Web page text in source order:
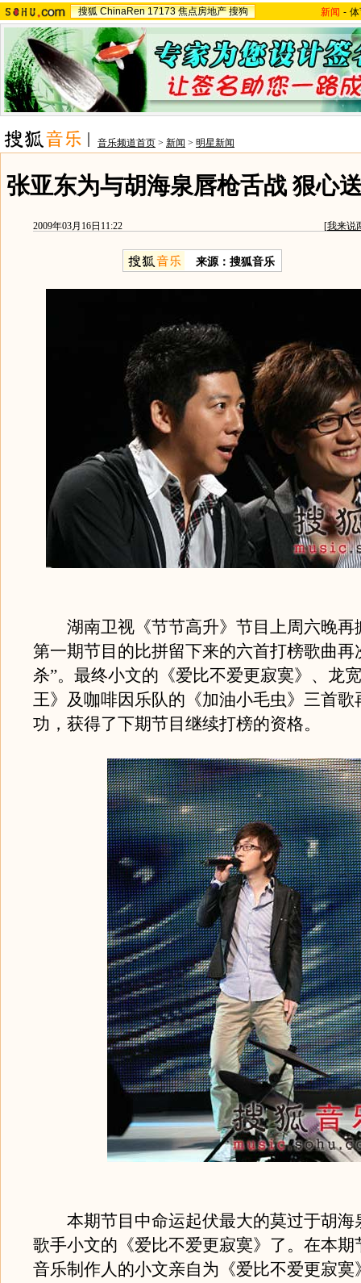
搜狐 ChinaRen 17173 焦点房地产 搜狗 新闻 -
音乐频道首页 > 新闻 > 明星新闻
张亚东为与胡海泉唇枪舌战 狠心
2009年03月16日11:22 [我来说
来源：搜狐音乐
湖南卫视《节节高升》节目上周六晚再
第一期节目的比拼留下来的六首打榜歌曲再
杀”。最终小文的《爱比不爱更寂寞》、龙
王》及咖啡因乐队的《加油小毛虫》三首歌
功，获得了下期节目继续打榜的资格。
本期节目中命运起伏最大的莫过于胡海
歌手小文的《爱比不爱更寂寞》了。在本期
音乐制作人的小文亲自为《爱比不爱更寂寞